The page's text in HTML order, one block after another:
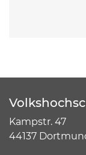
Kampstr. 47
44137